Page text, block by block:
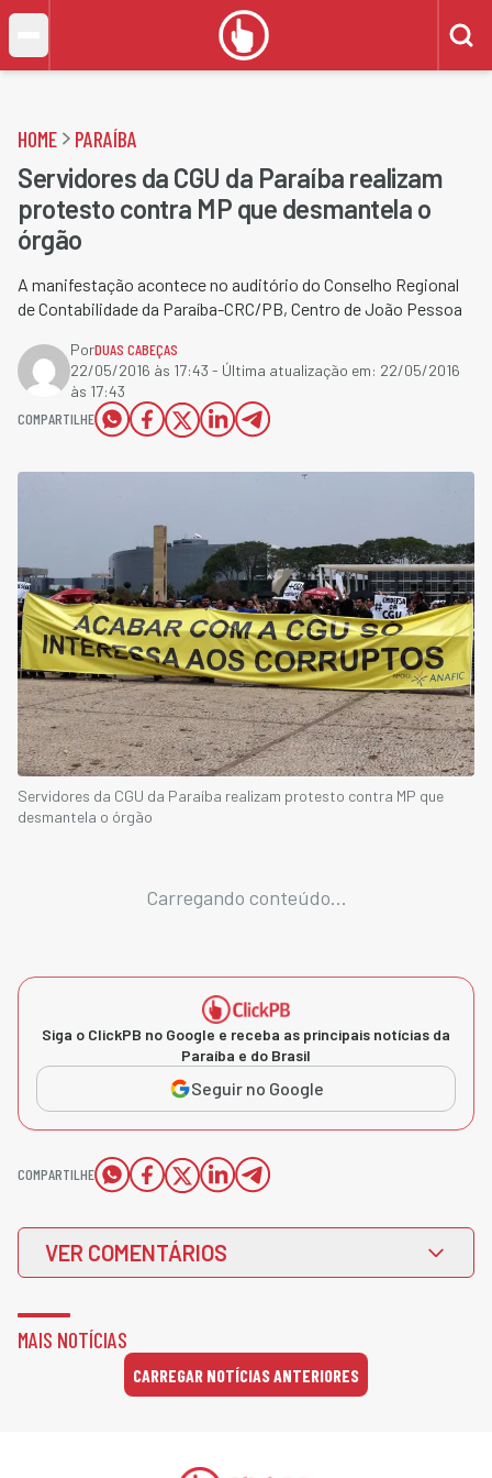
HOME PARAÍBA
Servidores da CGU da Paraíba realizam
protesto contra MP que desmantela o
órgão
A manifestação acontece no auditório do Conselho Regional
de Contabilidade da Paraíba-CRC/PB, Centro de João Pessoa
PorDUAS CABEÇAS
22/05/2016 às 17:43 - Última atualização em: 22/05/2016
às 17:43
COMPARTILHE
Servidores da CGU da Paraíba realizam protesto contra MP que
desmantela o órgão
Carregando conteúdo...
Siga o ClickPB no Google e receba as principais notícias da
Paraíba e do Brasil
Seguir no Google
COMPARTILHE
VER COMENTÁRIOS
MAIS NOTÍCIAS
CARREGAR NOTÍCIAS ANTERIORES